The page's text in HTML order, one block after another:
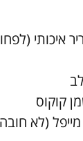
מייפל (לא